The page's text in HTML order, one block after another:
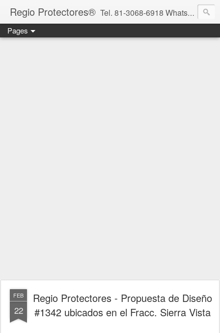
Regio Protectores® Tel. 81-3068-6918 WhatsApp 81-2636-2823 / 33-1145-3780 cotizacionregioprotectores@gmail.com / regioprotectores@gmail.com https://www.facebook.com/RegioProtectores/
Pages
FEB
22
Regio Protectores - Propuesta de Diseño
#1342 ubicados en el Fracc. Sierra Vista